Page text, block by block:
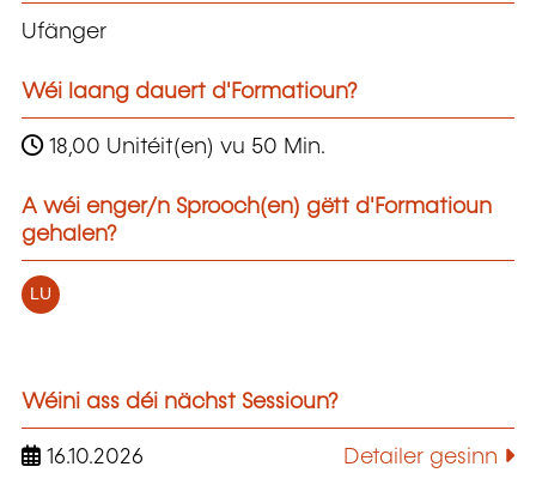
Ufänger
Wéi laang dauert d'Formatioun?
18,00 Unitéit(en) vu 50 Min.
A wéi enger/n Sprooch(en) gëtt d'Formatioun
gehalen?
LU
Wéini ass déi nächst Sessioun?
16.10.2026 Detailer gesinn